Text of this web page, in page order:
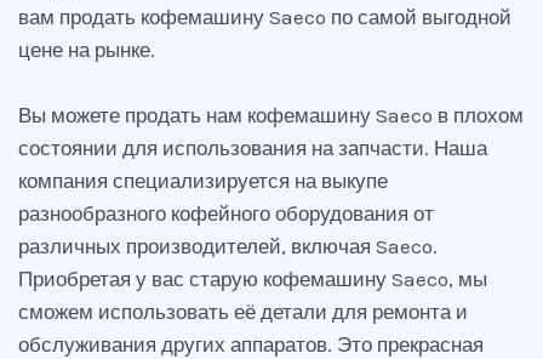
вам продать кофемашину Saeco по самой выгодной
цене на рынке.
Вы можете продать нам кофемашину Saeco в плохом
состоянии для использования на запчасти. Наша
компания специализируется на выкупе
разнообразного кофейного оборудования от
различных производителей, включая Saeco.
Приобретая у вас старую кофемашину Saeco, мы
сможем использовать её детали для ремонта и
обслуживания других аппаратов. Это прекрасная